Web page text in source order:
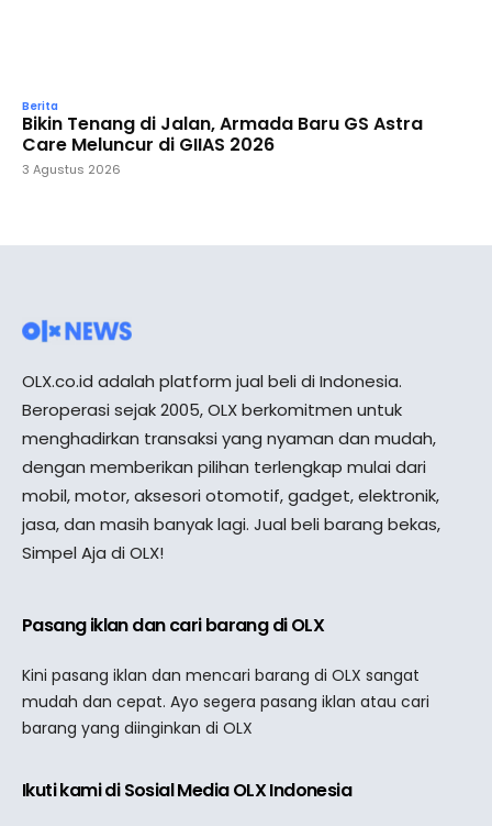
Berita
Bikin Tenang di Jalan, Armada Baru GS Astra
Care Meluncur di GIIAS 2026
3 Agustus 2026
OLX.co.id adalah platform jual beli di Indonesia.
Beroperasi sejak 2005, OLX berkomitmen untuk
menghadirkan transaksi yang nyaman dan mudah,
dengan memberikan pilihan terlengkap mulai dari
mobil, motor, aksesori otomotif, gadget, elektronik,
jasa, dan masih banyak lagi. Jual beli barang bekas,
Simpel Aja di OLX!
Pasang iklan dan cari barang di OLX
Kini pasang iklan dan mencari barang di OLX sangat
mudah dan cepat. Ayo segera pasang iklan atau cari
barang yang diinginkan di OLX
Ikuti kami di Sosial Media OLX Indonesia